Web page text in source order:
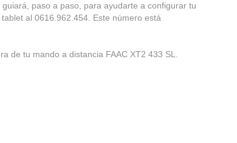
paso a paso, para ayudarte a configurar tu
al 0616.962.454. Este número está
de tu mando a distancia FAAC XT2 433 SL.